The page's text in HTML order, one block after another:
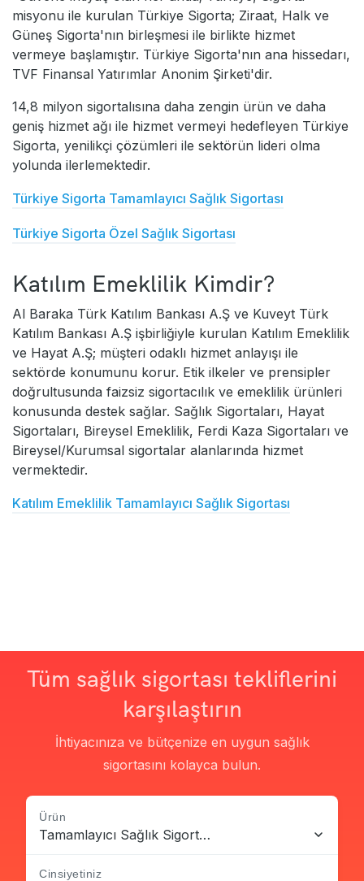
misyonu ile kurulan Türkiye Sigorta; Ziraat, Halk ve
Güneş Sigorta'nın birleşmesi ile birlikte hizmet
vermeye başlamıştır. Türkiye Sigorta'nın ana hissedarı,
TVF Finansal Yatırımlar Anonim Şirketi'dir.
14,8 milyon sigortalısına daha zengin ürün ve daha
geniş hizmet ağı ile hizmet vermeyi hedefleyen Türkiye
Sigorta, yenilikçi çözümleri ile sektörün lideri olma
yolunda ilerlemektedir.
Türkiye Sigorta Tamamlayıcı Sağlık Sigortası
Türkiye Sigorta Özel Sağlık Sigortası
Katılım Emeklilik Kimdir?
Al Baraka Türk Katılım Bankası A.Ş ve Kuveyt Türk
Katılım Bankası A.Ş işbirliğiyle kurulan Katılım Emeklilik
ve Hayat A.Ş; müşteri odaklı hizmet anlayışı ile
sektörde konumunu korur. Etik ilkeler ve prensipler
doğrultusunda faizsiz sigortacılık ve emeklilik ürünleri
konusunda destek sağlar. Sağlık Sigortaları, Hayat
Sigortaları, Bireysel Emeklilik, Ferdi Kaza Sigortaları ve
Bireysel/Kurumsal sigortalar alanlarında hizmet
vermektedir.
Katılım Emeklilik Tamamlayıcı Sağlık Sigortası
Tüm sağlık sigortası tekliflerini
karşılaştırın
İhtiyacınıza ve bütçenize en uygun sağlık
sigortasını kolayca bulun.
Ürün
Tamamlayıcı Sağlık Sigortası
Cinsiyetiniz